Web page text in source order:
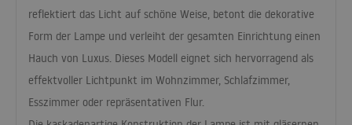
reflektiert das Licht auf schöne Weise, betont die dekorative
Form der Lampe und verleiht der gesamten Einrichtung einen
Hauch von Luxus. Dieses Modell eignet sich hervorragend als
effektvoller Lichtpunkt im Wohnzimmer, Schlafzimmer,
Esszimmer oder repräsentativen Flur.